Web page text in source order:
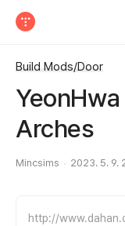
Build Mods/Door
Arches
Mincsims 2023. 5. 9.
http://